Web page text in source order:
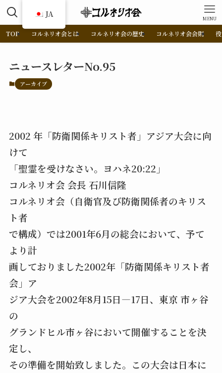
MENU
TOP コルネリオ会とは コルネリオ会の歴史 コルネリオ会会則
ニュースレターNo.95
アーカイブ
2002 年「防衛関係キリスト者」アジア大会に向
けて
「聖霊を受けなさい。ヨハネ20:22」
コルネリオ会 会長 石川信隆
コルネリオ会（自衛官及び防衛関係者のキリス
ト者
で構成）では2001年6月の総会において、予て
より計
画しておりました2002年「防衛関係キリスト者
会」ア
ジア大会を2002年8月15日―17日、東京 市ヶ谷
の
グランドヒル市ヶ谷において開催することを決
定し、
その準備を開始致しました。この大会は日本に
JA